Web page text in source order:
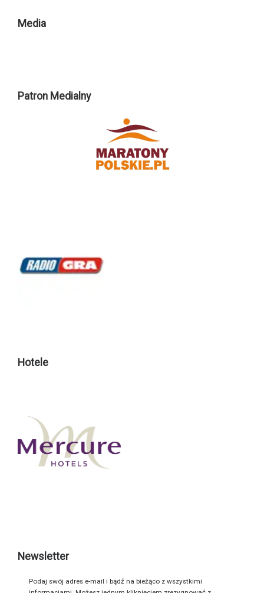
Media
Patron Medialny
Hotele
Newsletter
Podaj swój adres e-mail i bądź na bieżąco z wszystkimi